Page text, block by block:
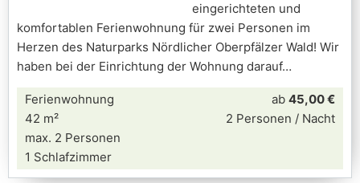
eingerichteten und
komfortablen Ferienwohnung für zwei Personen im
Herzen des Naturparks Nördlicher Oberpfälzer Wald! Wir
haben bei der Einrichtung der Wohnung darauf
Ferienwohnung
42 m²
max. 2 Personen
1 Schlafzimmer
ab 45,00 €
2 Personen / Nacht